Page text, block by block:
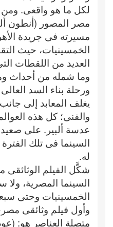
لكل ما هو واقعى. ومن
مصر المصور (أنطون
مسيرته فى جريدة
الخمسينيات، حيث
العديد من اللقطات
وما شمله من أحداث
ورحلة بناء السد
يغلف المعابد إلى
والفنى؛ كل هذه
عدسة ألبير. على
السينما فى تلك الفترة
له.
شكَّل الفيلم
السينما المصرية،
الخمسينيات وحتى
وأول فيلم وثائقى
متصلة العناصر هو: